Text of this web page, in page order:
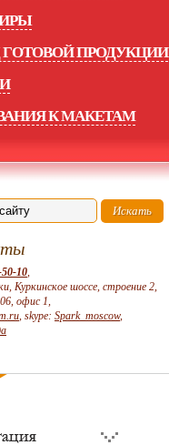
ПРОДУКЦИИ
К МАКЕТАМ
10,
Куркинское шоссе, строение 2,
офис 1,
, skype: Spark_moscow,